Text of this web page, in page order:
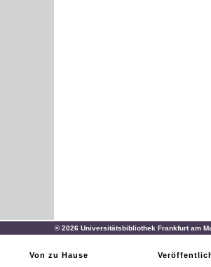
© 2026 Universitätsbibliothek Frankfurt am
Von zu Hause